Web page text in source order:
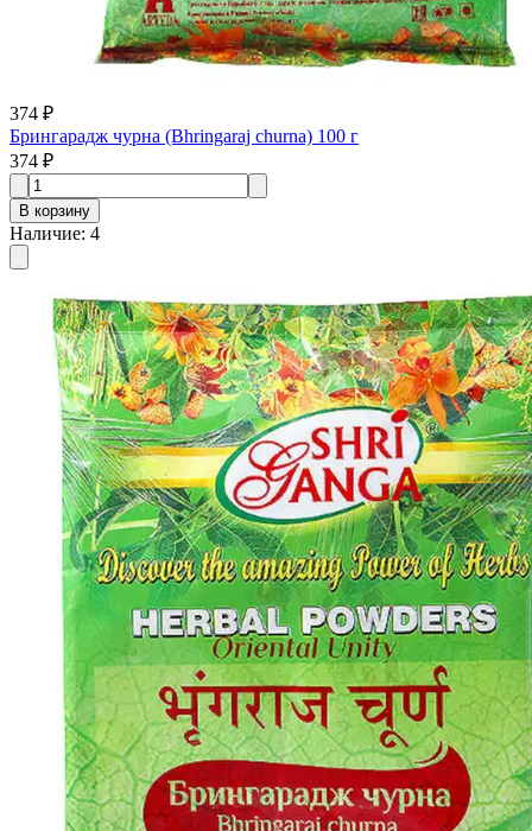
374 ₽
Брингарадж чурна (Bhringaraj churna) 100 г
374 ₽
В корзину
Наличие: 4